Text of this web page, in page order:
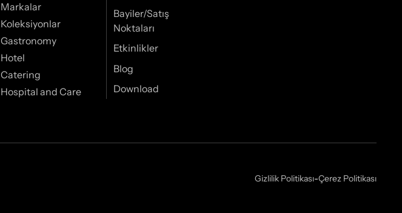
Markalar
Koleksiyonlar
Gastronomy
Hotel
Catering
Hospital and Care
Bayiler/Satış
Noktaları
Etkinlikler
Blog
Download
Gizlilik Politikası-Çerez Politikası